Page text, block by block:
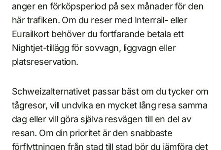
anger en förköpsperiod på sex månader för den
här trafiken. Om du reser med Interrail- eller
Eurailkort behöver du fortfarande betala ett
Nightjet-tillägg för sovvagn, liggvagn eller
platsreservation.
Schweizalternativet passar bäst om du tycker om
tågresor, vill undvika en mycket lång resa samma
dag eller vill göra själva resvägen till en del av
resan. Om din prioritet är den snabbaste
förflyttningen från stad till stad bör du jämföra det